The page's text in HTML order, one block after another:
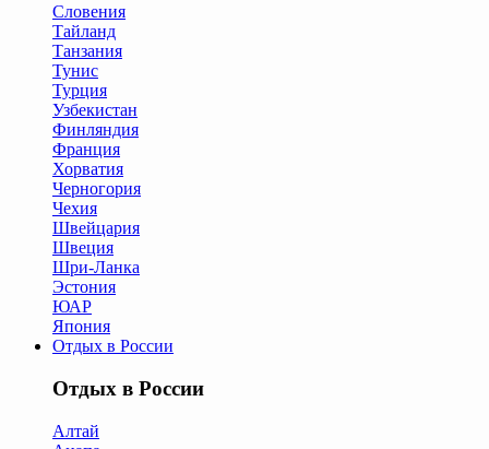
Словения
Тайланд
Танзания
Тунис
Турция
Узбекистан
Финляндия
Франция
Хорватия
Черногория
Чехия
Швейцария
Швеция
Шри-Ланка
Эстония
ЮАР
Япония
Отдых в России
Отдых в России
Алтай